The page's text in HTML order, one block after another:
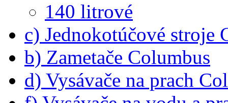
140 litrové
c) Jednokotúčové stroje
b) Zametače Columbus
d) Vysávače na prach